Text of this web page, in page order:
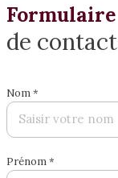
Formulaire
de contact
Nom *
Prénom *